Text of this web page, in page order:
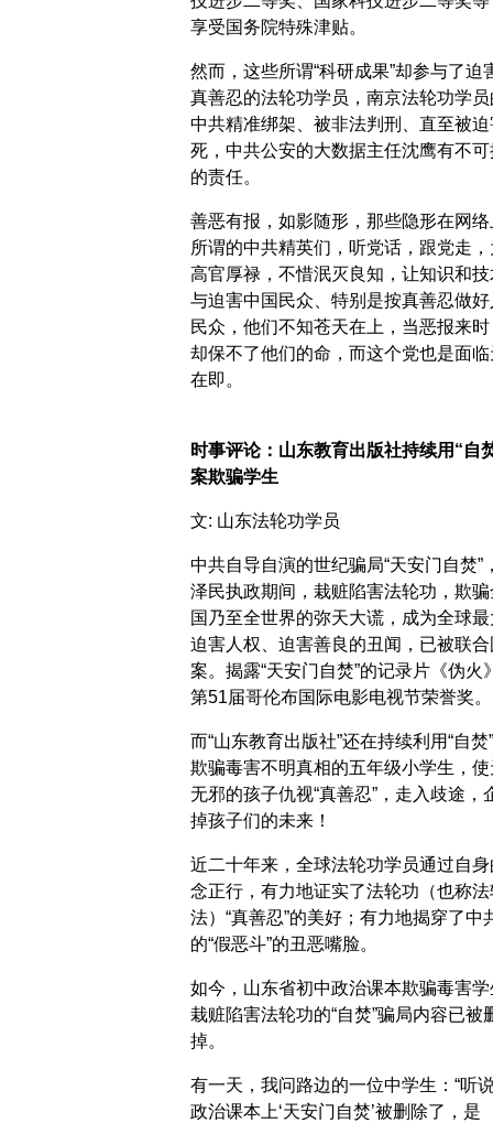
享受国务院特殊津贴。
然而，这些所谓“科研成果”却参与了迫
真善忍的法轮功学员，南京法轮功学员
中共精准绑架、被非法判刑、直至被迫
死，中共公安的大数据主任沈鹰有不可
的责任。
善恶有报，如影随形，那些隐形在网络
所谓的中共精英们，听党话，跟党走
高官厚禄，不惜泯灭良知，让知识和技
与迫害中国民众、特别是按真善忍做好
民众，他们不知苍天在上，当恶报来
却保不了他们的命，而这个党也是面临
在即。
时事评论：山东教育出版社持续用“自
案欺骗学生
文: 山东法轮功学员
中共自导自演的世纪骗局“天安门自焚”
泽民执政期间，栽赃陷害法轮功，欺骗
国乃至全世界的弥天大谎，成为全球
迫害人权、迫害善良的丑闻，已被联合
案。揭露“天安门自焚”的记录片《伪火
第51届哥伦布国际电影电视节荣誉奖。
而“山东教育出版社”还在持续利用“自焚
欺骗毒害不明真相的五年级小学生，使
无邪的孩子仇视“真善忍”，走入歧途，
掉孩子们的未来！
近二十年来，全球法轮功学员通过自身
念正行，有力地证实了法轮功（也称法
法）“真善忍”的美好；有力地揭穿了中
的“假恶斗”的丑恶嘴脸。
如今，山东省初中政治课本欺骗毒害学
栽赃陷害法轮功的“自焚”骗局内容已被
掉。
有一天，我问路边的一位中学生：“听
政治课本上‘天安门自焚’被删除了，是